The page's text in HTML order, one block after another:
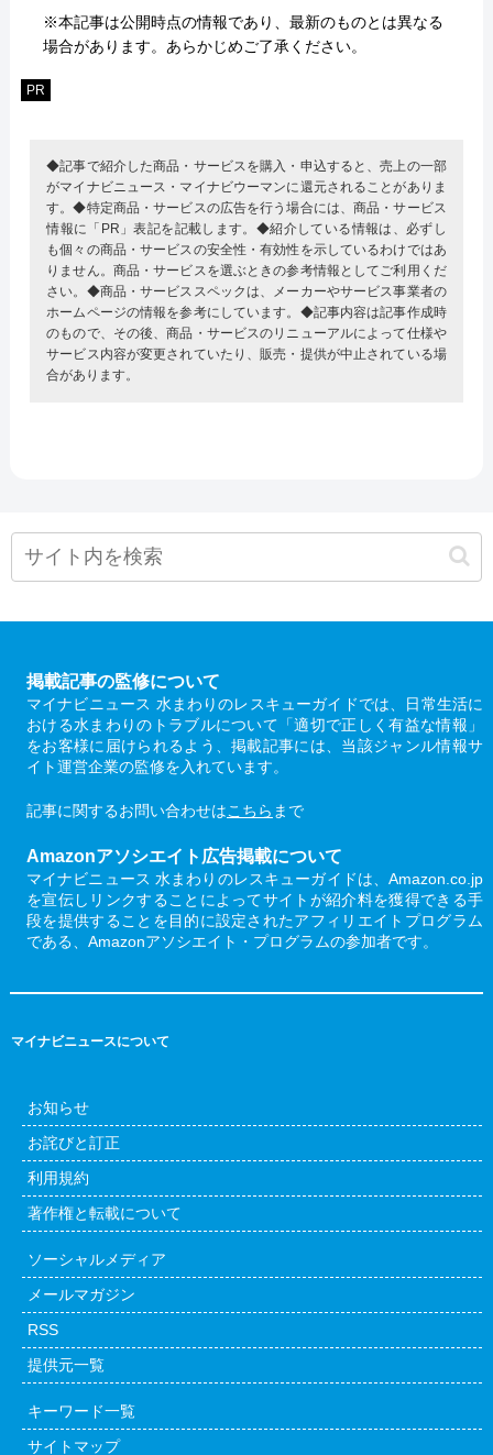
※本記事は公開時点の情報であり、最新のものとは異なる
場合があります。あらかじめご了承ください。
PR
◆記事で紹介した商品・サービスを購入・申込すると、売上の一部
がマイナビニュース・マイナビウーマンに還元されることがありま
す。◆特定商品・サービスの広告を行う場合には、商品・サービス
情報に「PR」表記を記載します。◆紹介している情報は、必ずし
も個々の商品・サービスの安全性・有効性を示しているわけではあ
りません。商品・サービスを選ぶときの参考情報としてご利用くだ
さい。◆商品・サービススペックは、メーカーやサービス事業者の
ホームページの情報を参考にしています。◆記事内容は記事作成時
のもので、その後、商品・サービスのリニューアルによって仕様や
サービス内容が変更されていたり、販売・提供が中止されている場
合があります。
掲載記事の監修について
マイナビニュース 水まわりのレスキューガイドでは、日常生活に
おける水まわりのトラブルについて「適切で正しく有益な情報」
をお客様に届けられるよう、掲載記事には、当該ジャンル情報サ
イト運営企業の監修を入れています。
記事に関するお問い合わせはこちら まで
Amazonアソシエイト広告掲載について
マイナビニュース 水まわりのレスキューガイドは、Amazon.co.jp
を宣伝しリンクすることによってサイトが紹介料を獲得できる手
段を提供することを目的に設定されたアフィリエイトプログラム
である、Amazonアソシエイト・プログラムの参加者です。
マイナビニュースについて
お知らせ
お詫びと訂正
利用規約
著作権と転載について
ソーシャルメディア
メールマガジン
RSS
提供元一覧
キーワード一覧
サイトマップ